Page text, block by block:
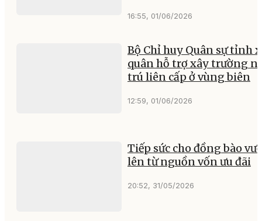
16:55, 01/06/2026
Bộ Chỉ huy Quân sự tỉnh
quân hỗ trợ xây trường
trú liên cấp ở vùng biên
12:59, 01/06/2026
Tiếp sức cho đồng bào
lên từ nguồn vốn ưu đãi
20:52, 31/05/2026